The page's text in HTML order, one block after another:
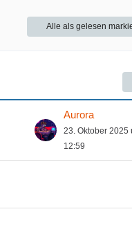
Alle als gelesen
Aurora
23. Oktober 2025
12:59